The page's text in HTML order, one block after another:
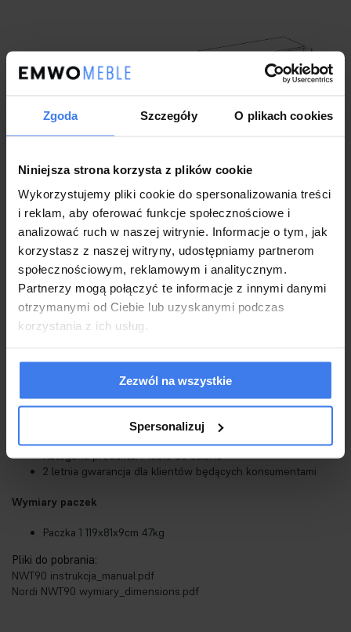
Zgoda Szczegóły O plikach cookies
Niniejsza strona korzysta z plików cookie
Wykorzystujemy pliki cookie do spersonalizowania treści
i reklam, aby oferować funkcje społecznościowe i
analizować ruch w naszej witrynie. Informacje o tym, jak
korzystasz z naszej witryny, udostępniamy partnerom
społecznościowym, reklamowym i analitycznym.
Partnerzy mogą połączyć te informacje z innymi danymi
otrzymanymi od Ciebie lub uzyskanymi podczas
korzystania z ich usług.
Zezwól na wszystkie
Spersonalizuj
Wykonanie
Kolekcja: NORDI
Wymiar: 90 x 40 x 134cm
Wymiary szczegółowe: Na zdjęciu poniżej
Wykonana z płyty obustronnie laminowanej
Wykończenie obrzeżem ABS
Stan: Nowy
Kategoria produktu: Meble do salonu
2 letnia gwarancja dla klientów będących konsumentami
Wymiary paczek
Paczka 1 119x81x9cm 47kg
Pliki do pobrania:
NWT90 instrukcja_manual.pdf
Nordi NWT90 wymiary_dimensions.pdf